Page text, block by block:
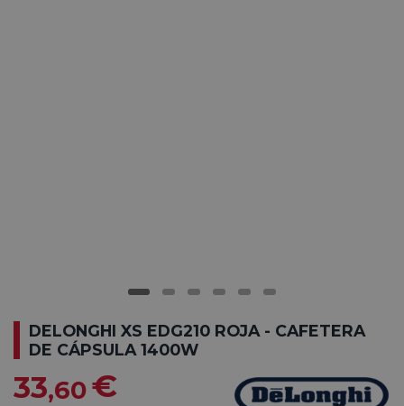
DELONGHI XS EDG210 ROJA - CAFETERA
DE CÁPSULA 1400W
33,60€